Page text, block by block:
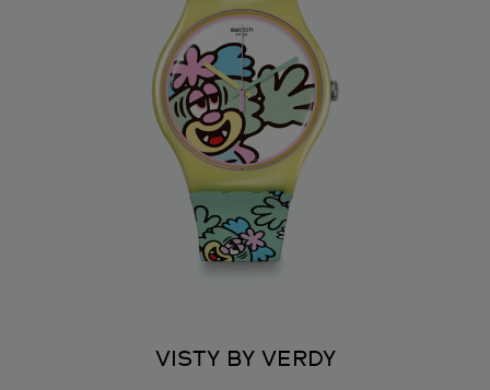
VISTY BY VERDY